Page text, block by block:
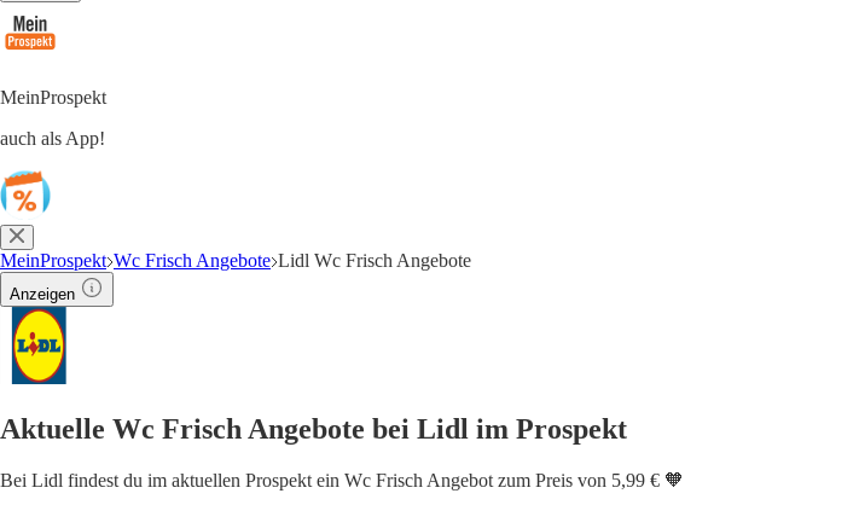
MeinProspekt
auch als App!
MeinProspekt Wc Frisch Angebote Lidl Wc Frisch Angebote
Anzeigen
Aktuelle Wc Frisch Angebote bei Lidl im Prospekt
Bei Lidl findest du im aktuellen Prospekt ein Wc Frisch Angebot zum Preis von 5,99 € 🧡